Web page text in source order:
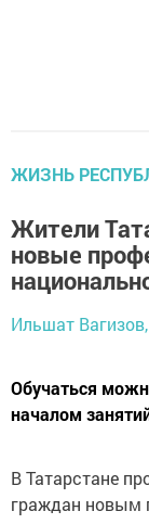
ЖИЗНЬ
Жители
новые
Ильшат Вагизов,
Обучаться
началом
В Татарстане
граждан новым